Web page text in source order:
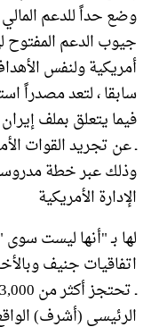
وضع حداً للدعم
جيوب الدعم المفتوح
أمريكية ولنفس
سابقا ، لتعد مصدراً
فيما يتعلق بملف
ـ عن تجريد القوات
وذلك عبر خطة
الإدارة الأمريكية
لها بـ "أنها ليست
اتفاقيات جنيف
الرئيسي (أشرف)